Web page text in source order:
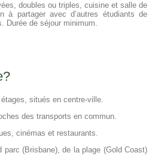
doubles ou triples, cuisine et salle de
à partager avec d’autres étudiants de
Durée de séjour minimum.
situés en centre-ville.
des transports en commun.
cinémas et restaurants.
parc (Brisbane), de la plage (Gold Coast)